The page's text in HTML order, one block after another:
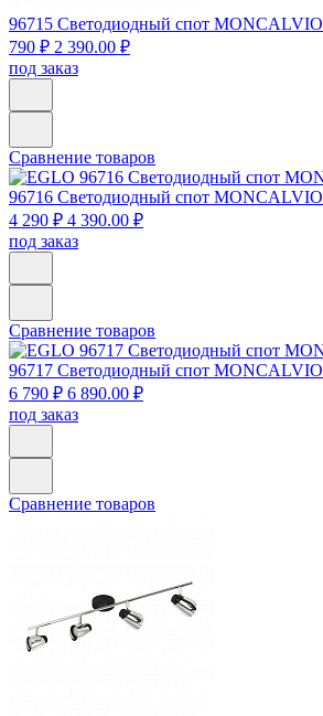
96715 Светодиодный спот MONCALVIO
790 ₽ 2 390.00 ₽
под заказ
Сравнение товаров
96716 Светодиодный спот MONCALVIO
4 290 ₽ 4 390.00 ₽
под заказ
Сравнение товаров
96717 Светодиодный спот MONCALVIO
6 790 ₽ 6 890.00 ₽
под заказ
Сравнение товаров